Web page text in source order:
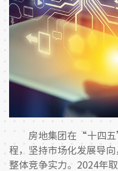
房地集团在“十四
程，坚持市场化发展导
整体竞争实力。2024年